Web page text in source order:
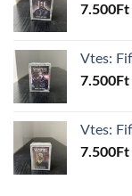
7.500Ft
Vtes:
7.500Ft
Vtes:
7.500Ft